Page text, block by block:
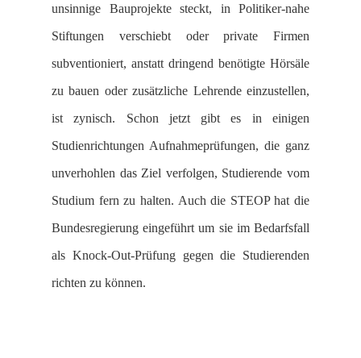
unsinnige Bauprojekte steckt, in Politiker-nahe
Stiftungen verschiebt oder private Firmen
subventioniert, anstatt dringend benötigte Hörsäle
zu bauen oder zusätzliche Lehrende einzustellen,
ist zynisch. Schon jetzt gibt es in einigen
Studienrichtungen Aufnahmeprüfungen, die ganz
unverhohlen das Ziel verfolgen, Studierende vom
Studium fern zu halten. Auch die STEOP hat die
Bundesregierung eingeführt um sie im Bedarfsfall
als Knock-Out-Prüfung gegen die Studierenden
richten zu können.